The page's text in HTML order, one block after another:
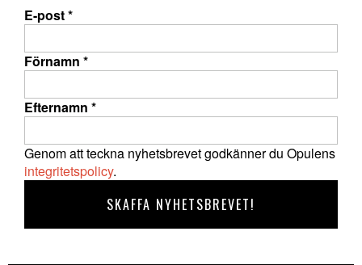
E-post*
Förnamn *
Efternamn *
Genom att teckna nyhetsbrevet godkänner du Opulens
integritetspolicy.